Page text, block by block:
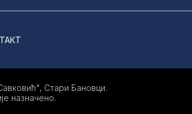
Стари Бановци.
назначено.